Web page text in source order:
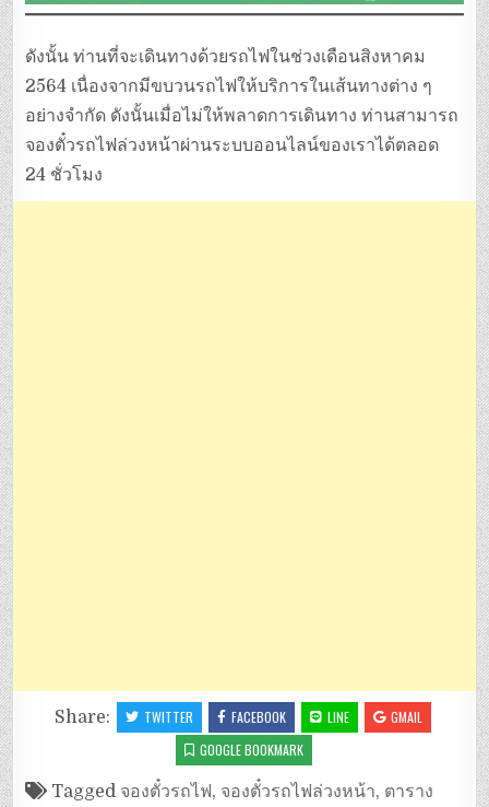
ดังนั้น ท่านที่จะเดินทางด้วยรถไฟในช่วงเดือนสิงหาคม
2564 เนื่องจากมีขบวนรถไฟให้บริการในเส้นทางต่าง ๆ
อย่างจำกัด ดังนั้นเมื่อไม่ให้พลาดการเดินทาง ท่านสามารถ
จองตั๋วรถไฟล่วงหน้าผ่านระบบออนไลน์ของเราได้ตลอด
24 ชั่วโมง
Share: TWITTER FACEBOOK LINE
GMAIL
GOOGLE BOOKMARK
Tagged จองตั๋วรถไฟ, จองตั๋วรถไฟล่วงหน้า, ตาราง